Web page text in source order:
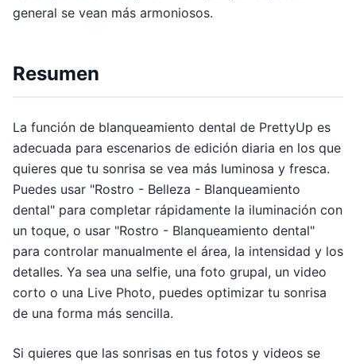
general se vean más armoniosos.
Resumen
La función de blanqueamiento dental de PrettyUp es
adecuada para escenarios de edición diaria en los que
quieres que tu sonrisa se vea más luminosa y fresca.
Puedes usar "Rostro - Belleza - Blanqueamiento
dental" para completar rápidamente la iluminación con
un toque, o usar "Rostro - Blanqueamiento dental"
para controlar manualmente el área, la intensidad y los
detalles. Ya sea una selfie, una foto grupal, un video
corto o una Live Photo, puedes optimizar tu sonrisa
de una forma más sencilla.
Si quieres que las sonrisas en tus fotos y videos se